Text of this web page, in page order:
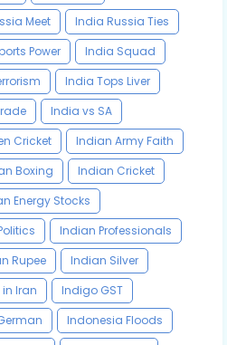
Meet
India Russia Ties
Power
India Squad
India Tops Liver
India vs SA
Cricket
Indian Army Faith
Boxing
Indian Cricket
Energy Stocks
Indian Professionals
Rupee
Indian Silver
Iran
Indigo GST
Indonesia Floods